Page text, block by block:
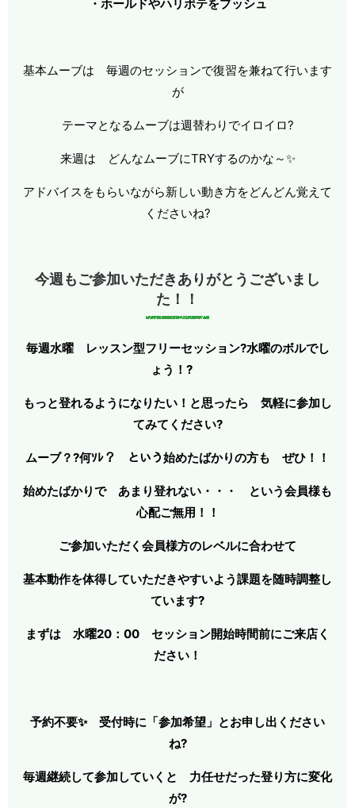
・ホールドやハリボテをプッシュ
基本ムーブは 毎週のセッションで復習を兼ねて行います
が
テーマとなるムーブは週替わりでイロイロ?
来週は どんなムーブにTRYするのかな～✨
アドバイスをもらいながら新しい動き方をどんどん覚えて
くださいね?
今週もご参加いただきありがとうございまし
た！！
毎週水曜 レッスン型フリーセッション?水曜のボルでし
ょう！?
もっと登れるようになりたい！と思ったら 気軽に参加し
てみてください?
ムーブ？?何ｿﾚ？ という始めたばかりの方も ぜひ！！
始めたばかりで あまり登れない・・・ という会員様も
心配ご無用！！
ご参加いただく会員様方のレベルに合わせて
基本動作を体得していただきやすいよう課題を随時調整し
ています?
まずは 水曜20：00 セッション開始時間前にご来店く
ださい！
予約不要✨ 受付時に「参加希望」とお申し出ください
ね?
毎週継続して参加していくと 力任せだった登り方に変化
が?